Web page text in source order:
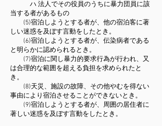
ハ 法人でその役員のうちに暴力団員に該
当する者があるもの
(5)宿泊しようとする者が、他の宿泊客に著
しい迷惑を及ぼす言動をしたとき。
(6)宿泊しようとする者が、伝染病者である
と明らかに認められるとき。
(7)宿泊に関し暴力的要求行為が行われ、又
は合理的な範囲を超える負担を求められたと
き。
(8)天災、施設の故障、その他やむを得ない
事由により宿泊させることができないとき。
(9)宿泊しようとする者が、周囲の居住者に
著しい迷惑を及ぼす言動をしたとき。